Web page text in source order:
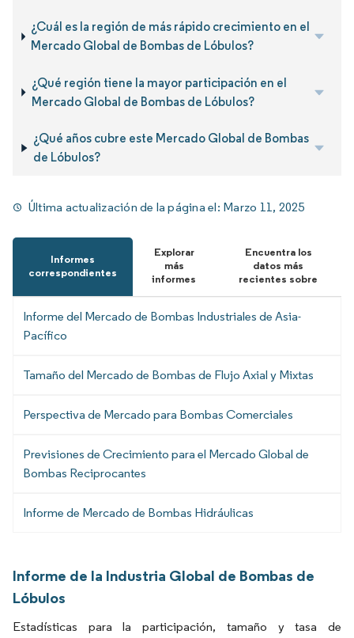
¿Cuál es la región de más rápido crecimiento en el
Mercado Global de Bombas de Lóbulos?
¿Qué región tiene la mayor participación en el
Mercado Global de Bombas de Lóbulos?
¿Qué años cubre este Mercado Global de Bombas
de Lóbulos?
Última actualización de la página el: Marzo 11, 2025
Informes
correspondientes
Explorar
más
informes
Encuentra los
datos más
recientes sobre
Informe del Mercado de Bombas Industriales de Asia-
Pacífico
Tamaño del Mercado de Bombas de Flujo Axial y Mixtas
Perspectiva de Mercado para Bombas Comerciales
Previsiones de Crecimiento para el Mercado Global de
Bombas Reciprocantes
Informe de Mercado de Bombas Hidráulicas
Informe de la Industria Global de Bombas de
Lóbulos
Estadísticas para la participación, tamaño y tasa de